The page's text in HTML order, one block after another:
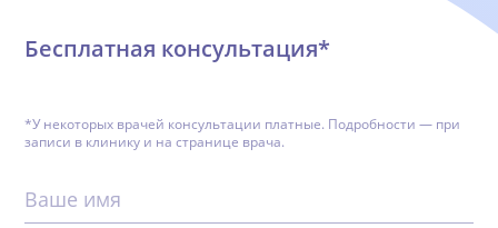
Бесплатная консультация*
*У некоторых врачей консультации платные. Подробности — при
записи в клинику и на странице врача.
Ваше имя